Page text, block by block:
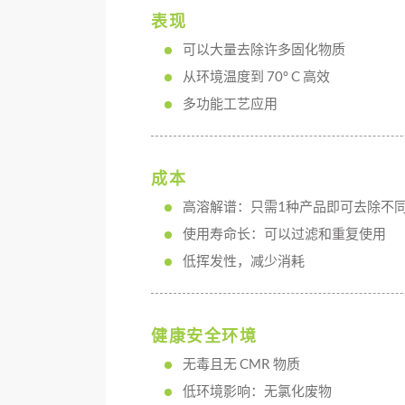
表现
可以大量去除许多固化物质
从环境温度到 70° C 高效
多功能工艺应用
成本
高溶解谱：只需1种产品即可去除不
使用寿命长：可以过滤和重复使用
低挥发性，减少消耗
健康安全环境
无毒且无 CMR 物质
低环境影响：无氯化废物